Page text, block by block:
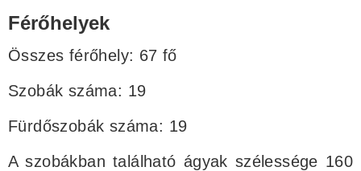
Férőhelyek
Összes férőhely: 67 fő
Szobák száma: 19
Fürdőszobák száma: 19
A szobákban található ágyak szélessége 160